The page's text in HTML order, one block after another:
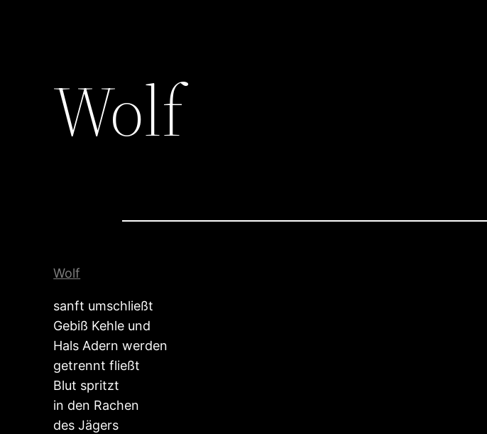
Wolf
Wolf
sanft umschließt
Gebiß Kehle und
Hals Adern werden
getrennt fließt
Blut spritzt
in den Rachen
des Jägers